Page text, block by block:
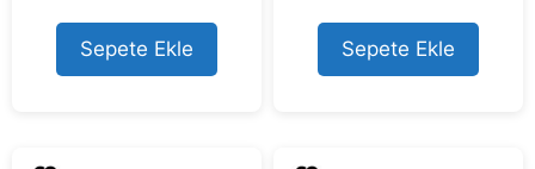
t
o
f
5
Sepete Ekle
t
o
f
5
Sepete Ekle